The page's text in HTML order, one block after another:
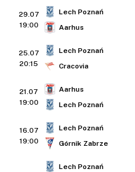
29.07
19:00
Lech Poznań
Aarhus
25.07
20:15
Lech Poznań
Cracovia
21.07
19:00
Aarhus
Lech Poznań
16.07
19:00
Lech Poznań
Górnik Zabrze
Lech Poznań